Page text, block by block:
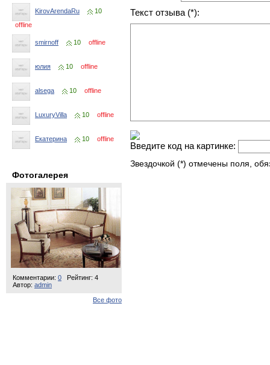
KirovArendaRu
10
offline
smirnoff 10 offline
юлия 10 offline
alsega 10 offline
LuxuryVilla 10 offline
Екатерина 10 offline
Фотогалерея
Комментарии: 0
Рейтинг: 4
Автор: admin
Все фото
Текст отзыва (*):
Введите код на картинке:
Звездочкой (*) отмечены поля,